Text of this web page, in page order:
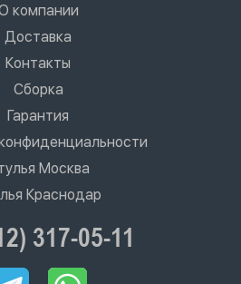
компании
Доставка
Контакты
Сборка
Гарантия
Москва
Краснодар
317-05-11